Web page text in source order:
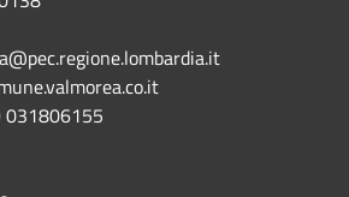
031806155